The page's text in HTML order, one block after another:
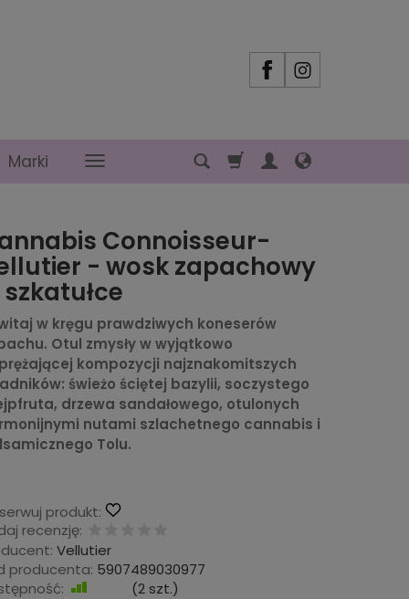
Marki
Connoisseur-
- wosk zapachowy
w kręgu prawdziwych koneserów
Otul zmysły w wyjątkowo
kompozycji najznakomitszych
świeżo ściętej bazylii, soczystego
drzewa sandałowego, otulonych
nutami szlachetnego cannabis i
Tolu.
produkt:
recenzję:
Vellutier
producenta: 5907489030977
(2 szt.)